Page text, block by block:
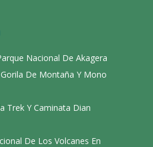
Nacional De Akagera
De Montaña Y Mono
Trek Y Caminata Dian
De Los Volcanes En